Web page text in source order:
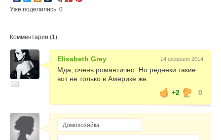
Уже поделились: 0
Комментарии (1):
Elisabeth Grey 14 февраля 2014
Мда, очень романтично. Но реднеки такие
вот не только в Америке же.
+2
0